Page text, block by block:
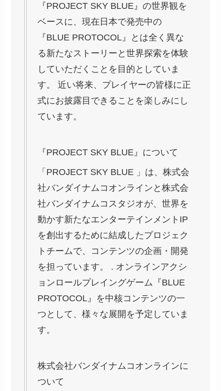
『PROJECT SKY BLUE』の世界観を
ベースに、現在日本で発売中の
『BLUE PROTOCOL』とは全く異な
る新たなストーリーと世界探索を体験
していただくことを目的としていま
す。 近い将来、プレイヤーの皆様に正
式にお披露目できることを楽しみにし
ています。
『PROJECT SKY BLUE』について
「PROJECT SKY BLUE 」は、株式会
社バンダイナムコオンラインと株式会
社バンダイナムコスタジオが、世界を
動かす新たなエンターテインメントIP
を創出するために結成したプロジェク
トチームで、コンテンツの企画・開発
を担っています。 . オンラインアクシ
ョンロールプレイングゲーム『BLUE
PROTOCOL』を中核コンテンツの一
つとして、様々な展開を予定していま
す。
株式会社バンダイナムコオンラインに
ついて